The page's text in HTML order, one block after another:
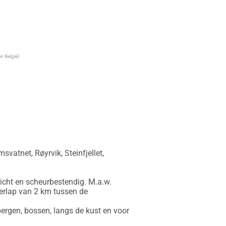
België)
Røyrvik, Steinfjellet,
en scheurbestendig. M.a.w.
van 2 km tussen de
bossen, langs de kust en voor